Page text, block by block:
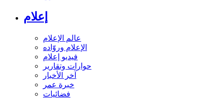
إعلام
عالم الإعلام
الإعلام وروّاده
فيديو إعلام
حوارات وتقارير
آخر الأخبار
خبرة عمر
فضائيات